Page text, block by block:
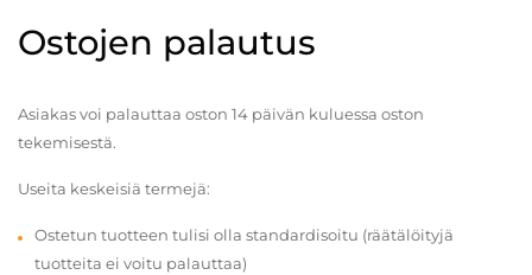
Ostojen palautus
Asiakas voi palauttaa oston 14 päivän kuluessa oston
tekemisestä.
Useita keskeisiä termejä:
Ostetun tuotteen tulisi olla standardisoitu (räätälöityjä
tuotteita ei voitu palauttaa)